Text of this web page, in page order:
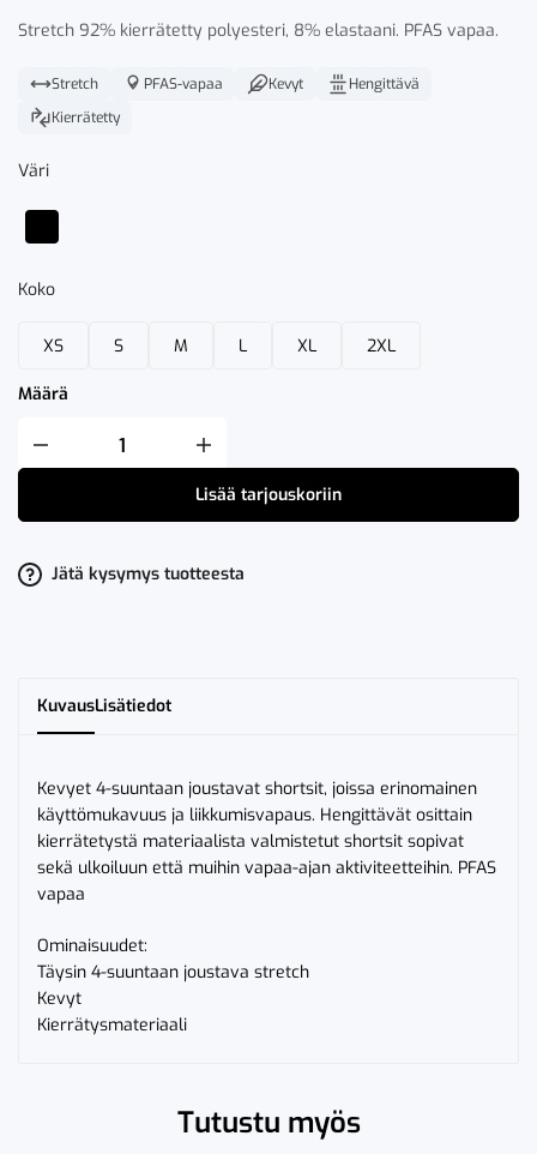
Stretch 92% kierrätetty polyesteri, 8% elastaani. PFAS vapaa.
Stretch PFAS-vapaa Kevyt
Hengittävä
Kierrätetty
Väri
Koko
XS S M L XL 2XL
Määrä
Fristads
Zircon
Shortsit
Lisää tarjouskoriin
Jätä kysymys tuotteesta
KuvausLisätiedot
Kevyet 4-suuntaan joustavat shortsit, joissa erinomainen
käyttömukavuus ja liikkumisvapaus. Hengittävät osittain
kierrätetystä materiaalista valmistetut shortsit sopivat
sekä ulkoiluun että muihin vapaa-ajan aktiviteetteihin. PFAS
vapaa
Ominaisuudet:
Täysin 4-suuntaan joustava stretch
Kevyt
Kierrätysmateriaali
Tutustu myös